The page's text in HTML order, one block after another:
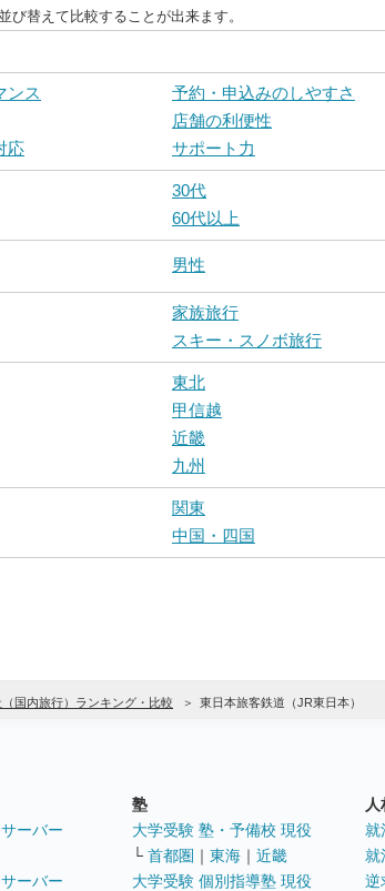
替えて比較することが出来ます。
ンス 予約・申込みのしやすさ
店舗の利便性
応
サポート力
30代
60代以上
男性
家族旅行
スキー・スノボ旅行
東北
甲信越
近畿
九州
関東
中国・四国
国内旅行）ランキング・比較 東日本旅客鉄道（JR東日本）
ーバー
ーバー
塾
大学受験 塾・予備校 現役
└ 首都圏 ｜ 東海 ｜ 近畿
大学受験 個別指導塾 現役
就
就
逆